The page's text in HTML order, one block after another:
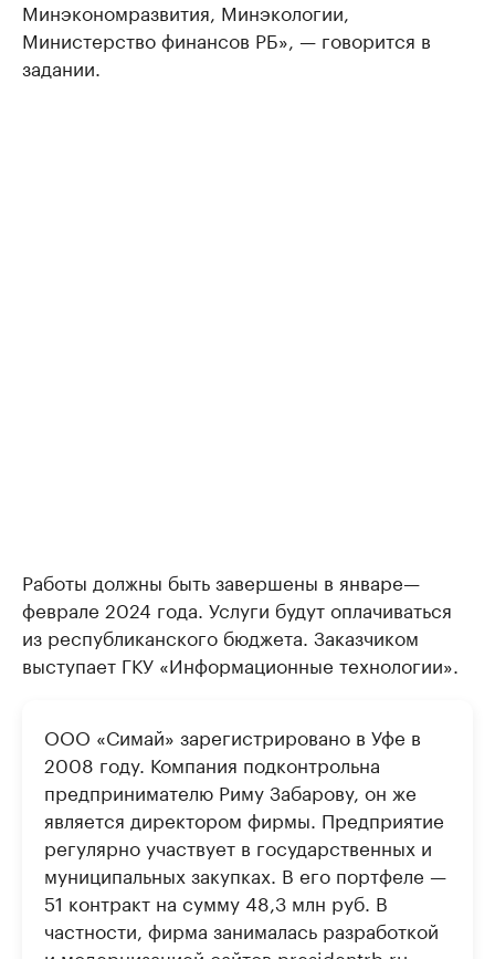
Минэкономразвития, Минэкологии,
Министерство финансов РБ», — говорится в
задании.
Работы должны быть завершены в январе—
феврале 2024 года. Услуги будут оплачиваться
из республиканского бюджета. Заказчиком
выступает ГКУ «Информационные технологии».
ООО «Симай» зарегистрировано в Уфе в
2008 году. Компания подконтрольна
предпринимателю Риму Забарову, он же
является директором фирмы. Предприятие
регулярно участвует в государственных и
муниципальных закупках. В его портфеле —
51 контракт на сумму 48,3 млн руб. В
частности, фирма занималась разработкой